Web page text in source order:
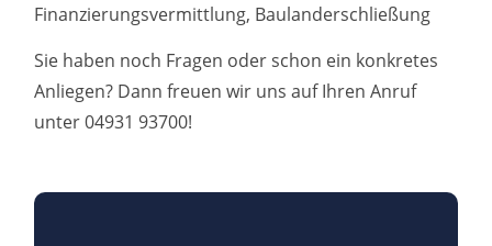
Finanzierungsvermittlung, Baulanderschließung
Sie haben noch Fragen oder schon ein konkretes
Anliegen? Dann freuen wir uns auf Ihren Anruf
unter 04931 93700!